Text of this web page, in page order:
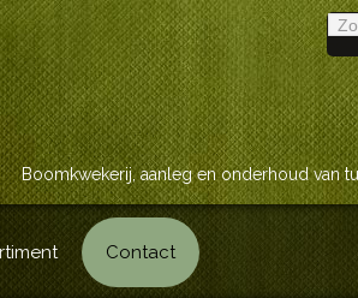
Boomkwekerij, aanleg en onderhoud van
Contact